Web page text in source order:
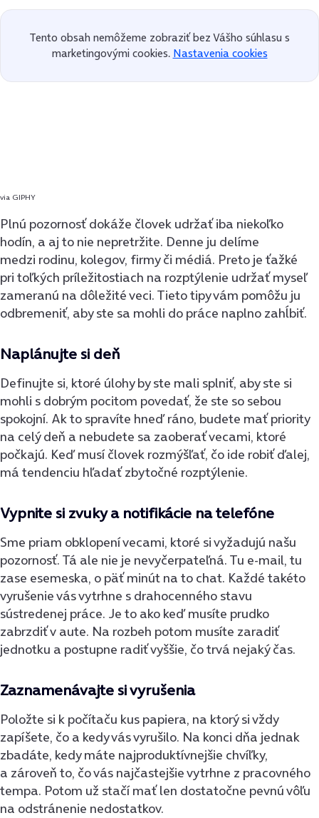
Tento obsah nemôžeme zobraziť bez Vášho súhlasu s
marketingovými cookies. Nastavenia cookies
via GIPHY
Plnú pozornosť dokáže človek udržať iba niekoľko
hodín, a aj to nie nepretržite. Denne ju delíme
medzi rodinu, kolegov, firmy či médiá. Preto je ťažké
pri toľkých príležitostiach na rozptýlenie udržať myseľ
zameranú na dôležité veci. Tieto tipy vám pomôžu ju
odbremeniť, aby ste sa mohli do práce naplno zahĺbiť.
Naplánujte si deň
Definujte si, ktoré úlohy by ste mali splniť, aby ste si
mohli s dobrým pocitom povedať, že ste so sebou
spokojní. Ak to spravíte hneď ráno, budete mať priority
na celý deň a nebudete sa zaoberať vecami, ktoré
počkajú. Keď musí človek rozmýšľať, čo ide robiť ďalej,
má tendenciu hľadať zbytočné rozptýlenie.
Vypnite si zvuky a notifikácie na telefóne
Sme priam obklopení vecami, ktoré si vyžadujú našu
pozornosť. Tá ale nie je nevyčerpateľná. Tu e-mail, tu
zase esemeska, o päť minút na to chat. Každé takéto
vyrušenie vás vytrhne s drahocenného stavu
sústredenej práce. Je to ako keď musíte prudko
zabrzdiť v aute. Na rozbeh potom musíte zaradiť
jednotku a postupne radiť vyššie, čo trvá nejaký čas.
Zaznamenávajte si vyrušenia
Položte si k počítaču kus papiera, na ktorý si vždy
zapíšete, čo a kedy vás vyrušilo. Na konci dňa jednak
zbadáte, kedy máte najproduktívnejšie chvíľky,
a zároveň to, čo vás najčastejšie vytrhne z pracovného
tempa. Potom už stačí mať len dostatočne pevnú vôľu
na odstránenie nedostatkov.